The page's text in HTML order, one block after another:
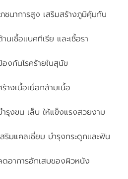
ชนาการสูง เสริมสร้างภูมิคุ้มกัน
นเชื้อแบคทีเรีย และเชื้อรา
องกันโรคร้ายในสุนัข
างเนื้อเยื่อกล้ามเนื้อ
ำรุงขน เล็บ ให้แข็งแรงสวยงาม
สริมแคลเชี่ยม บำรุงกระดูกและฟัน
ดอาการอักเสบของผิวหนัง